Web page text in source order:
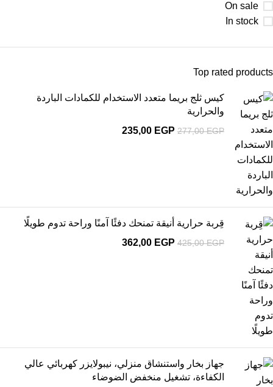
On sale
In stock
Top rated products
كيس ثلج بريما متعدد الاستخدام للكمادات الباردة
والحرارية
277,00EGP
235,00 EGP
قِربة حرارية أنيقة تمنحك دفئًا آمنًا وراحة تدوم طويلًا
425,00EGP
362,00 EGP
جهاز بخار واستنشاق منزلي، نيبولايزر كهربائي عالي
الكفاءة، تشغيل منخفض الضوضاء